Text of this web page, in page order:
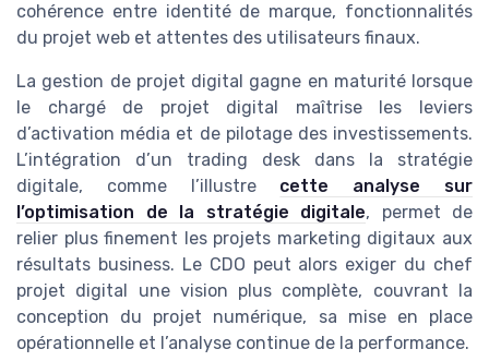
cohérence entre identité de marque, fonctionnalités
du projet web et attentes des utilisateurs finaux.
La gestion de projet digital gagne en maturité lorsque
le chargé de projet digital maîtrise les leviers
d’activation média et de pilotage des investissements.
L’intégration d’un trading desk dans la stratégie
digitale, comme l’illustre cette analyse sur
l’optimisation de la stratégie digitale, permet de
relier plus finement les projets marketing digitaux aux
résultats business. Le CDO peut alors exiger du chef
projet digital une vision plus complète, couvrant la
conception du projet numérique, sa mise en place
opérationnelle et l’analyse continue de la performance.